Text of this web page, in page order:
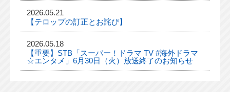
2026.05.21
【テロップの訂正とお詫び】
2026.05.18
【重要】STB「スーパー！ドラマ TV #海外ドラマ
☆エンタメ」6月30日（火）放送終了のお知らせ